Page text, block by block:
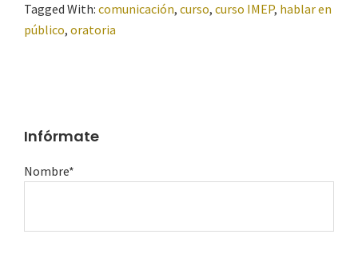
Tagged With: comunicación, curso, curso IMEP, hablar en
público, oratoria
Infórmate
Nombre*